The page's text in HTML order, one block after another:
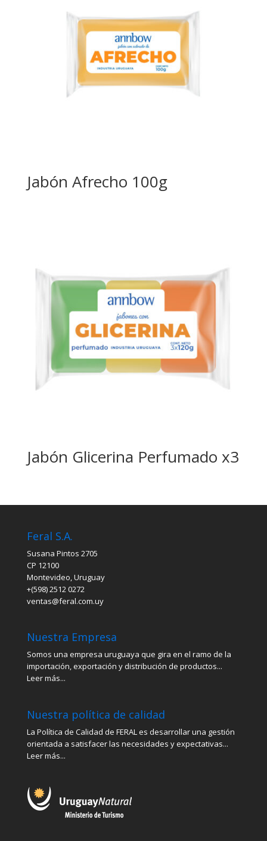
Jabón Afrecho 100g
Jabón Glicerina Perfumado x3
Feral S.A.
Susana Pintos 2705
CP 12100
Montevideo, Uruguay
+(598) 2512 0272
ventas@feral.com.uy
Nuestra Empresa
Somos una empresa uruguaya que gira en el ramo de la
importación, exportación y distribución de productos...
Leer más...
Nuestra política de calidad
La Política de Calidad de FERAL es desarrollar una gestión
orientada a satisfacer las necesidades y expectativas...
Leer más...